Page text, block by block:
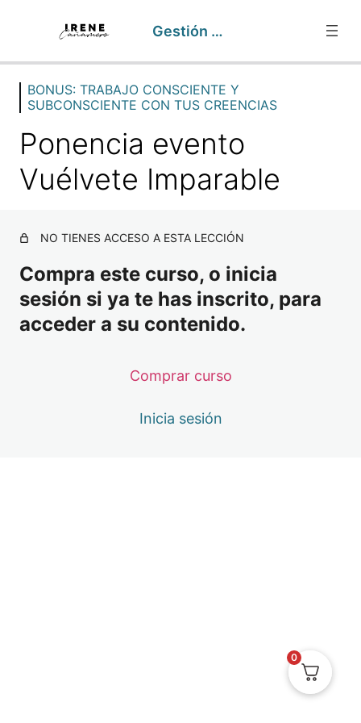
Gestión Emocional
BIENVENIDA
1 lección
GESTIÓN EMOCIONAL
9 lecciones
EMOCIONES
8 lecciones
RECURSOS Y TÉCNICAS DE GESTIÓN EMOCIONAL
7 lecciones
BONUS: TRABAJO CONSCIENTE Y SUBCONSCIENTE
Ponencia evento Vuélvete Imparable
BONUS: TRABAJO CONSCIENTE Y
SUBCONSCIENTE CON TUS CREENCIAS
Ponencia evento
Vuélvete Imparable
NO TIENES ACCESO A ESTA LECCIÓN
Compra este curso, o inicia
sesión si ya te has inscrito, para
acceder a su contenido.
Comprar curso
Inicia sesión
0